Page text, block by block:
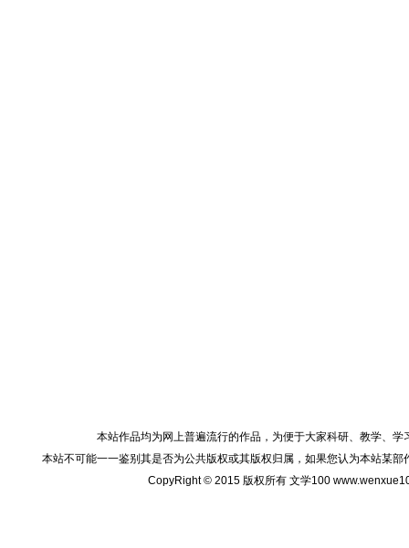
本站作品均为网上普遍流行的作品，为便于大家科研、教学、
本站不可能一一鉴别其是否为公共版权或其版权归属，如果您认为本站某
CopyRight © 2015 版权所有 文学100